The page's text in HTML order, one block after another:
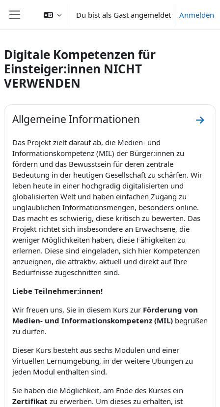
Website-Übersicht
Du bist als Gast angemeldet Anmelden
Digitale Kompetenzen für
Einsteiger:innen NICHT
VERWENDEN
Abschnittsübersicht
Allgemeine Informationen Zum
Das Projekt zielt darauf ab, die Medien- und
Informationskompetenz (MIL) der Bürger:innen zu
fördern und das Bewusstsein für deren zentrale
Bedeutung in der heutigen Gesellschaft zu schärfen. Wir
leben heute in einer hochgradig digitalisierten und
globalisierten Welt und haben einfachen Zugang zu
unglaublichen Informationsmengen, besonders online.
Das macht es schwierig, diese kritisch zu bewerten. Das
Projekt richtet sich insbesondere an Erwachsene, die
weniger Möglichkeiten haben, diese Fähigkeiten zu
erlernen. Diese sind eingeladen, sich hier Kompetenzen
anzueignen, die attraktiv, aktuell und direkt auf Ihre
Bedürfnisse zugeschnitten sind.
Liebe Teilnehmer:innen!
Wir freuen uns, Sie in diesem Kurs zur Förderung von
Medien- und Informationskompetenz (MIL) begrüßen
zu dürfen.
Dieser Kurs besteht aus sechs Modulen und einer
Virtuellen Lernumgebung, in der weitere Übungen zu
jeden Modul enthalten sind.
Sie haben die Möglichkeit, am Ende des Kurses ein
Zertifikat zu erwerben. Um dieses zu erhalten, ist